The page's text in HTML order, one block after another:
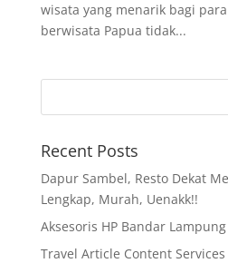
wisata yang menarik bagi
berwisata Papua tidak...
Recent Posts
Dapur Sambel, Resto Dekat
Lengkap, Murah, Uenakk!!
Aksesoris HP Bandar Lampung
Travel Article Content Services